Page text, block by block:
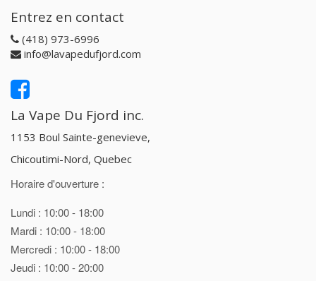
Entrez en contact
(418) 973-6996
info@lavapedufjord.com
La Vape Du Fjord inc.
1153 Boul Sainte-genevieve,
Chicoutimi-Nord, Quebec
Horaire d'ouverture :
Lundi : 10:00 - 18:00
Mardi : 10:00 - 18:00
Mercredi : 10:00 - 18:00
Jeudi : 10:00 - 20:00